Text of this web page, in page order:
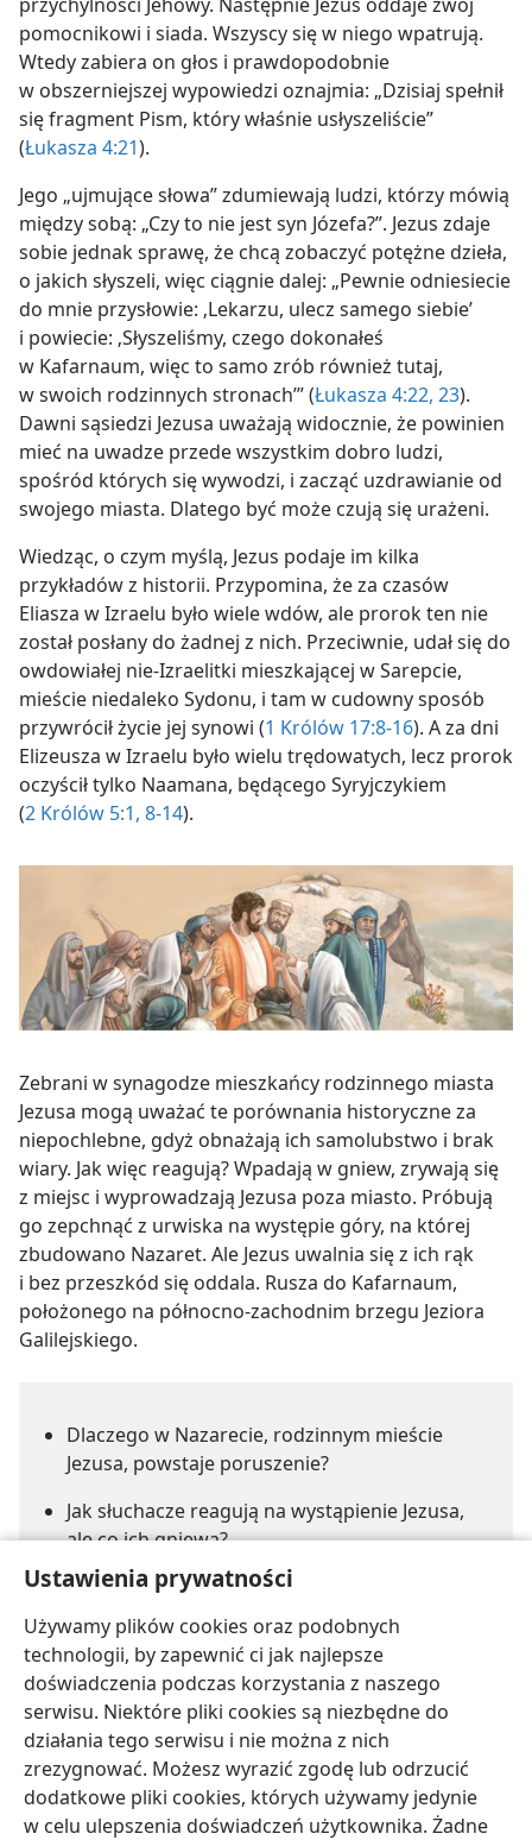
Ustawienia prywatności
Używamy plików cookies oraz podobnych
technologii, by zapewnić ci jak najlepsze
doświadczenia podczas korzystania z naszego
serwisu. Niektóre pliki cookies są niezbędne do
działania tego serwisu i nie można z nich
zrezygnować. Możesz wyrazić zgodę lub odrzucić
dodatkowe pliki cookies, których używamy jedynie
w celu ulepszenia doświadczeń użytkownika. Żadne
pomocnikowi i siada. Wszyscy się w niego wpatrują.
Wtedy zabiera on głos i prawdopodobnie
w obszerniejszej wypowiedzi oznajmia: „Dzisiaj spełnił
się fragment Pism, który właśnie usłyszeliście”
(Łukasza 4:21).
Jego „ujmujące słowa” zdumiewają ludzi, którzy mówią
między sobą: „Czy to nie jest syn Józefa?”. Jezus zdaje
sobie jednak sprawę, że chcą zobaczyć potężne dzieła,
o jakich słyszeli, więc ciągnie dalej: „Pewnie odniesiecie
do mnie przysłowie: ‚Lekarzu, ulecz samego siebie’
i powiecie: ‚Słyszeliśmy, czego dokonałeś
w Kafarnaum, więc to samo zrób również tutaj,
w swoich rodzinnych stronach’” (Łukasza 4:22, 23).
Dawni sąsiedzi Jezusa uważają widocznie, że powinien
mieć na uwadze przede wszystkim dobro ludzi,
spośród których się wywodzi, i zacząć uzdrawianie od
swojego miasta. Dlatego być może czują się urażeni.
Wiedząc, o czym myślą, Jezus podaje im kilka
przykładów z historii. Przypomina, że za czasów
Eliasza w Izraelu było wiele wdów, ale prorok ten nie
został posłany do żadnej z nich. Przeciwnie, udał się do
owdowiałej nie-Izraelitki mieszkającej w Sarepcie,
mieście niedaleko Sydonu, i tam w cudowny sposób
przywrócił życie jej synowi (1 Królów 17:8-16). A za dni
Elizeusza w Izraelu było wielu trędowatych, lecz prorok
oczyścił tylko Naamana, będącego Syryjczykiem
(2 Królów 5:1, 8-14).
Zebrani w synagodze mieszkańcy rodzinnego miasta
Jezusa mogą uważać te porównania historyczne za
niepochlebne, gdyż obnażają ich samolubstwo i brak
wiary. Jak więc reagują? Wpadają w gniew, zrywają się
z miejsc i wyprowadzają Jezusa poza miasto. Próbują
go zepchnąć z urwiska na występie góry, na której
zbudowano Nazaret. Ale Jezus uwalnia się z ich rąk
i bez przeszkód się oddala. Rusza do Kafarnaum,
położonego na północno-zachodnim brzegu Jeziora
Galilejskiego.
Dlaczego w Nazarecie, rodzinnym mieście
Jezusa, powstaje poruszenie?
Jak słuchacze reagują na wystąpienie Jezusa,
ale co ich gniewa?
Co mieszkańcy Nazaretu usiłują zrobić
z Jezusem?
polski Udostępnij Ustawienia